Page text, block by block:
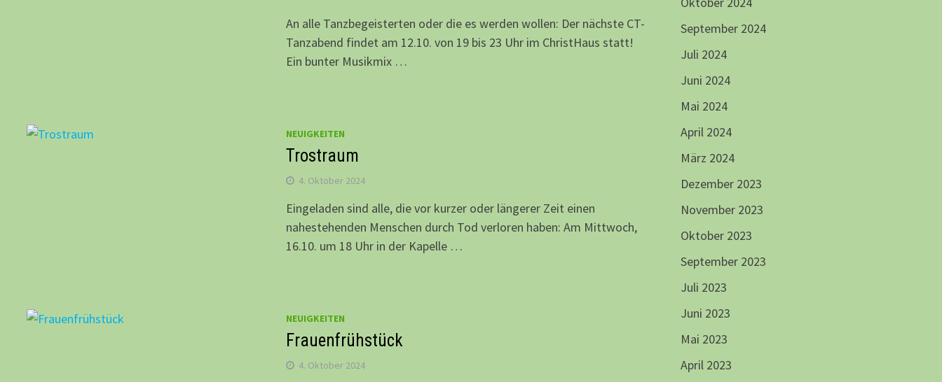
An alle Tanzbegeisterten oder die es werden wollen: Der nächste CT-
Tanzabend findet am 12.10. von 19 bis 23 Uhr im ChristHaus statt!
Ein bunter Musikmix …
NEUIGKEITEN
Trostraum
4. Oktober 2024
Eingeladen sind alle, die vor kurzer oder längerer Zeit einen
nahestehenden Menschen durch Tod verloren haben: Am Mittwoch,
16.10. um 18 Uhr in der Kapelle …
NEUIGKEITEN
Frauenfrühstück
4. Oktober 2024
September 2024
Juli 2024
Juni 2024
Mai 2024
April 2024
März 2024
Dezember 2023
November 2023
Oktober 2023
September 2023
Juli 2023
Juni 2023
Mai 2023
April 2023